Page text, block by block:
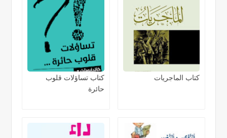
كتاب الماجريات
كتاب تساؤلات قلوب
حائرة